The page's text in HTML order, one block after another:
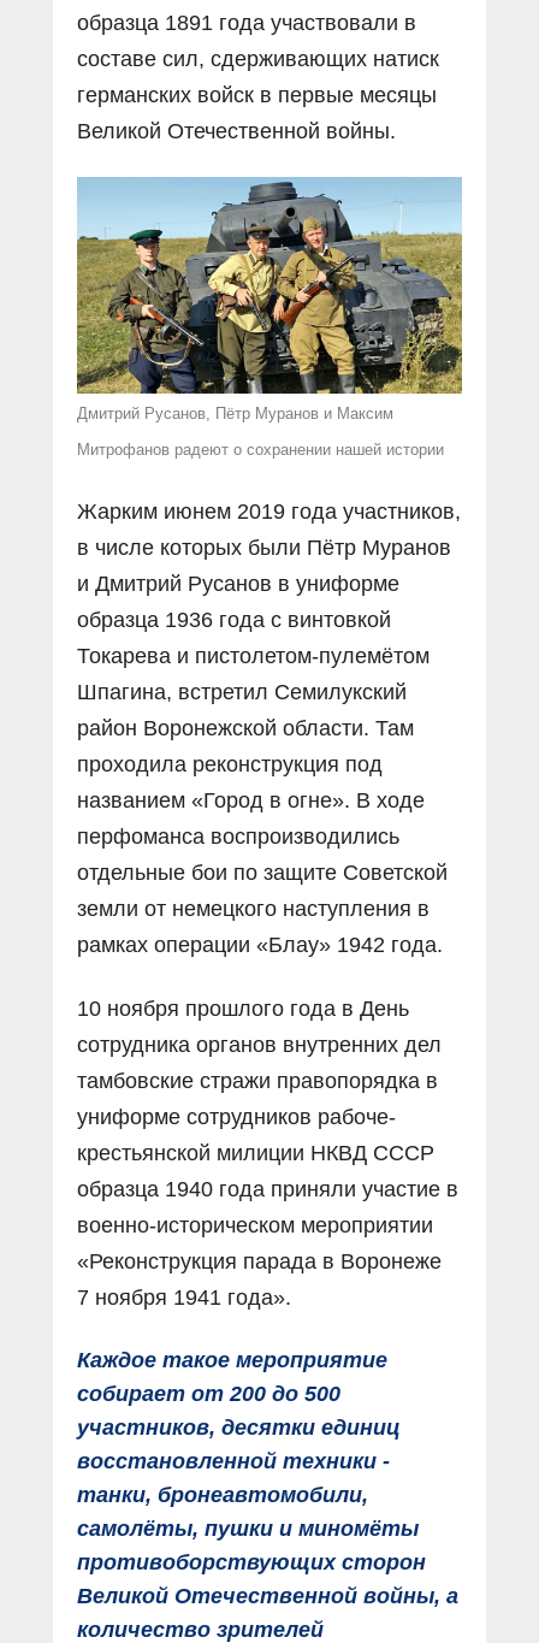
образца 1891 года участвовали в
составе сил, сдерживающих натиск
германских войск в первые месяцы
Великой Отечественной войны.
Дмитрий Русанов, Пётр Муранов и Максим
Митрофанов радеют о сохранении нашей истории
Жарким июнем 2019 года участников,
в числе которых были Пётр Муранов
и Дмитрий Русанов в униформе
образца 1936 года с винтовкой
Токарева и пистолетом-пулемётом
Шпагина, встретил Семилукский
район Воронежской области. Там
проходила реконструкция под
названием «Город в огне». В ходе
перфоманса воспроизводились
отдельные бои по защите Советской
земли от немецкого наступления в
рамках операции «Блау» 1942 года.
10 ноября прошлого года в День
сотрудника органов внутренних дел
тамбовские стражи правопорядка в
униформе сотрудников рабоче-
крестьянской милиции НКВД СССР
образца 1940 года приняли участие в
военно-историческом мероприятии
«Реконструкция парада в Воронеже
7 ноября 1941 года».
Каждое такое мероприятие
собирает от 200 до 500
участников, десятки единиц
восстановленной техники -
танки, бронеавтомобили,
самолёты, пушки и миномёты
противоборствующих сторон
Великой Отечественной войны, а
количество зрителей